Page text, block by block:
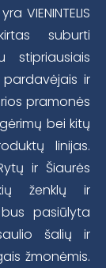
VIENINTELIS
suburti
stipriausiais
pardavėjais ir
pramonės
bei kitų
linijas.
ir Šiaurės
ženklų ir
pasiūlyta
šalių ir
žmonėmis.